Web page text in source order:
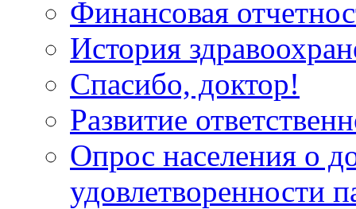
Финансовая
История
Спасибо, доктор!
Развитие
Опрос населения о
удовлетворенности